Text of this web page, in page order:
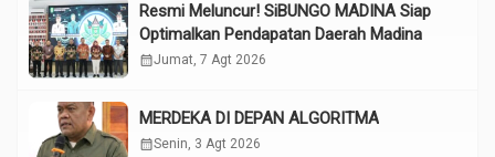
Resmi Meluncur! SiBUNGO MADINA Siap
Optimalkan Pendapatan Daerah Madina
calendar_monthJumat, 7 Agt 2026
MERDEKA DI DEPAN ALGORITMA
calendar_monthSenin, 3 Agt 2026